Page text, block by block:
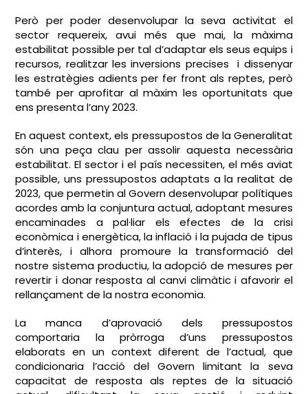
Però per poder desenvolupar la seva activitat el
sector requereix, avui més que mai, la màxima
estabilitat possible per tal d’adaptar els seus equips i
recursos, realitzar les inversions precises i dissenyar
les estratègies adients per fer front als reptes, però
també per aprofitar al màxim les oportunitats que
ens presenta l’any 2023.
En aquest context, els pressupostos de la Generalitat
són una peça clau per assolir aquesta necessària
estabilitat. El sector i el país necessiten, el més aviat
possible, uns pressupostos adaptats a la realitat de
2023, que permetin al Govern desenvolupar polítiques
acordes amb la conjuntura actual, adoptant mesures
encaminades a pal·liar els efectes de la crisi
econòmica i energètica, la inflació i la pujada de tipus
d’interès, i alhora promoure la transformació del
nostre sistema productiu, la adopció de mesures per
revertir i donar resposta al canvi climàtic i afavorir el
rellançament de la nostra economia.
La manca d’aprovació dels pressupostos
comportaria la pròrroga d’uns pressupostos
elaborats en un context diferent de l’actual, que
condicionaria l’acció del Govern limitant la seva
capacitat de resposta als reptes de la situació